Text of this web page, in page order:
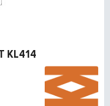
KL414